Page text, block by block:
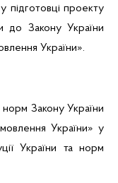
підготовці проекту
до Закону України
України».
Закону України
України» у
України та норм